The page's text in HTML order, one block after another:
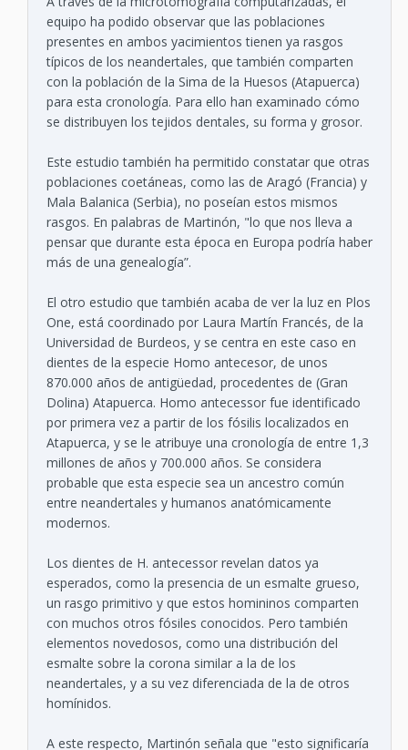
equipo ha podido observar que las poblaciones
presentes en ambos yacimientos tienen ya rasgos
típicos de los neandertales, que también comparten
con la población de la Sima de la Huesos (Atapuerca)
para esta cronología. Para ello han examinado cómo
se distribuyen los tejidos dentales, su forma y grosor.
Este estudio también ha permitido constatar que otras
poblaciones coetáneas, como las de Aragó (Francia) y
Mala Balanica (Serbia), no poseían estos mismos
rasgos. En palabras de Martinón, "lo que nos lleva a
pensar que durante esta época en Europa podría haber
más de una genealogía”.
El otro estudio que también acaba de ver la luz en Plos
One, está coordinado por Laura Martín Francés, de la
Universidad de Burdeos, y se centra en este caso en
dientes de la especie Homo antecesor, de unos
870.000 años de antigüedad, procedentes de (Gran
Dolina) Atapuerca. Homo antecessor fue identificado
por primera vez a partir de los fósilis localizados en
Atapuerca, y se le atribuye una cronología de entre 1,3
millones de años y 700.000 años. Se considera
probable que esta especie sea un ancestro común
entre neandertales y humanos anatómicamente
modernos.
Los dientes de H. antecessor revelan datos ya
esperados, como la presencia de un esmalte grueso,
un rasgo primitivo y que estos homininos comparten
con muchos otros fósiles conocidos. Pero también
elementos novedosos, como una distribución del
esmalte sobre la corona similar a la de los
neandertales, y a su vez diferenciada de la de otros
homínidos.
A este respecto, Martinón señala que "esto significaría